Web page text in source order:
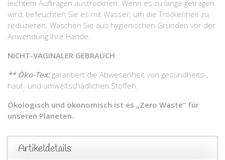
leichtem Auftragen austrocknen. Wenn es zu lange getragen
wird, befeuchten Sie es mit Wasser, um die Trockenheit zu
reduzieren. Waschen Sie aus hygienischen Gründen vor der
Anwendung Ihre Hände.
NICHT-VAGINALER GEBRAUCH
** Öko-Tex:garantiert die Abwesenheit von gesundheits-,
haut- und umweltschädlichen Stoffen.
Ökologisch und ökonomisch ist es „Zero Waste“ für
unseren Planeten.
Artikeldetails